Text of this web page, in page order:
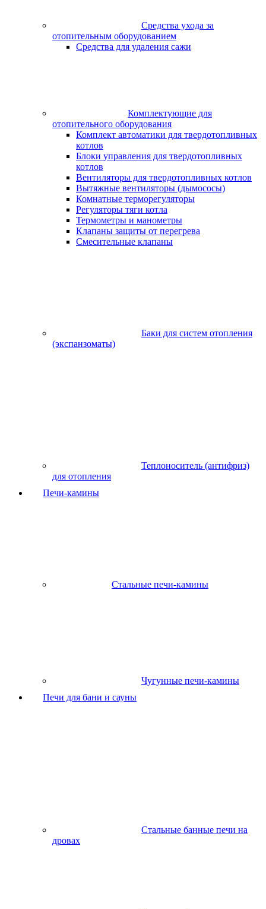
Средства ухода за
отопительным оборудованием
Средства для удаления сажи
Комплектующие для
отопительного оборудования
Комплект автоматики для твердотопливных
котлов
Блоки управления для твердотопливных
котлов
Вентиляторы для твердотопливных котлов
Вытяжные вентиляторы (дымососы)
Комнатные терморегуляторы
Регуляторы тяги котла
Термометры и манометры
Клапаны защиты от перегрева
Смесительные клапаны
Баки для систем отопления
(экспанзоматы)
Теплоноситель (антифриз)
для отопления
Печи-камины
Стальные печи-камины
Чугунные печи-камины
Печи для бани и сауны
Стальные банные печи на
дровах